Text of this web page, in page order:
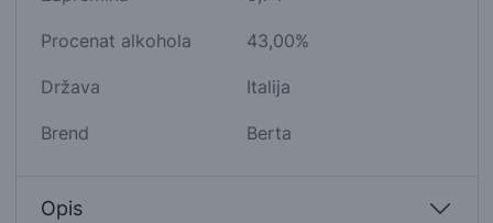
Procenat alkohola 43,00%
Država Italija
Brend Berta
Opis